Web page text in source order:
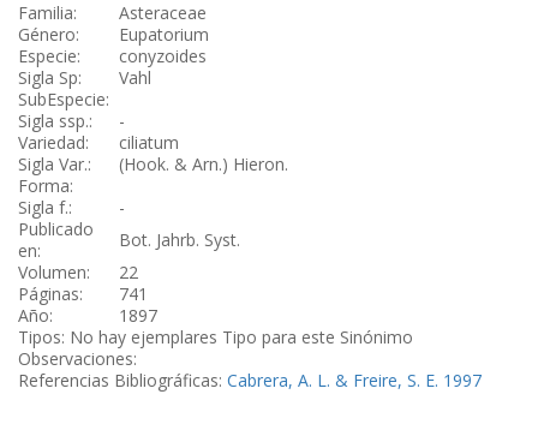
Familia:
Asteraceae
Género:
Eupatorium
Especie:
conyzoides
Sigla Sp:
Vahl
SubEspecie:
Sigla ssp.:
-
Variedad:
ciliatum
Sigla Var.:
(Hook. & Arn.) Hieron.
Forma:
Sigla f.:
-
Publicado
en:
Bot. Jahrb. Syst.
Volumen:
22
Páginas:
741
Año:
1897
Tipos: No hay ejemplares Tipo para este Sinónimo
Observaciones:
Referencias Bibliográficas: Cabrera, A. L. & Freire, S. E. 1997